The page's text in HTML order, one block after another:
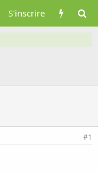
S'inscrire
#1